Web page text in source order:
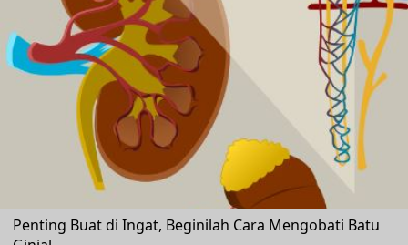
Penting Buat di Ingat, Beginilah Cara Mengobati Batu